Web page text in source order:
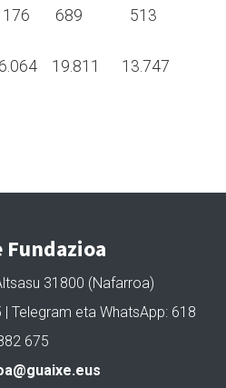
689 513
19.811 13.747
Fundazioa
31800 (Nafarroa)
Telegram eta WhatsApp: 618
675